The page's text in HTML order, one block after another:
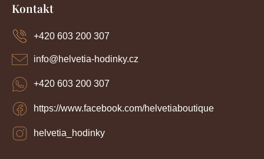
Kontakt
info@helvetia-hodinky.cz
+420 603 200 307
https://www.facebook.com/helvetiaboutique
helvetia_hodinky
+420 603 200 307